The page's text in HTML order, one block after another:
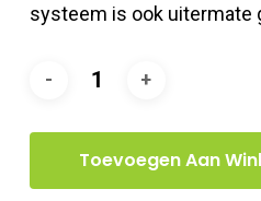
systeem is ook uitermate
Toevoegen Aan